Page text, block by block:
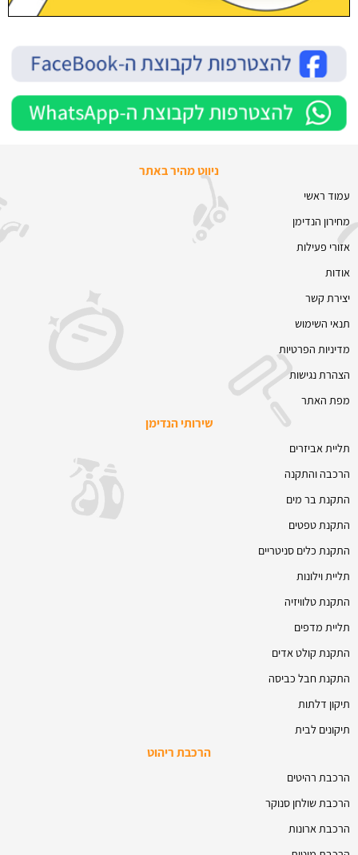
ניווט מהיר באתר
עמוד ראשי
מחירון הנדימן
אזורי פעילות
אודות
יצירת קשר
תנאי השימוש
מדיניות הפרטיות
הצהרת נגישות
מפת האתר
שירותי הנדימן
תליית אביזרים
הרכבה והתקנה
התקנת בר מים
התקנת טפטים
התקנת כלים סניטריים
תליית וילונות
התקנת טלוויזיה
תליית מדפים
התקנת קולט אדים
התקנת חבל כביסה
תיקון דלתות
תיקונים לבית
הרכבת ריהוט
הרכבת רהיטים
הרכבת שולחן סנוקר
הרכבת ארונות